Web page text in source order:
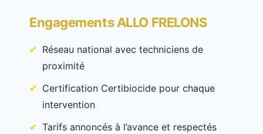
Engagements ALLO FRELONS
Réseau national avec techniciens de
proximité
Certification Certibiocide pour chaque
intervention
Tarifs annoncés à l’avance et respectés